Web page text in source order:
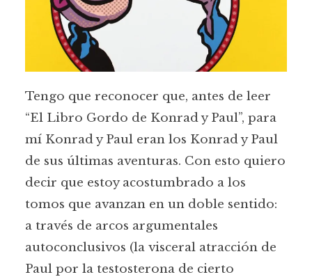
Tengo que reconocer que, antes de leer
“El Libro Gordo de Konrad y Paul”, para
mí Konrad y Paul eran los Konrad y Paul
de sus últimas aventuras. Con esto quiero
decir que estoy acostumbrado a los
tomos que avanzan en un doble sentido:
a través de arcos argumentales
autoconclusivos (la visceral atracción de
Paul por la testosterona de cierto